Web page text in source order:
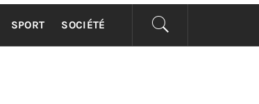
SPORT SOCIÉTÉ